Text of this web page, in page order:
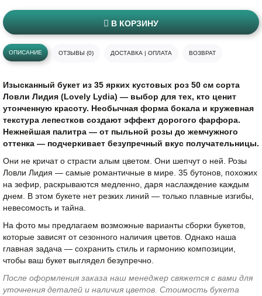
В КОРЗИНУ
ОПИСАНИЕ ОТЗЫВЫ (0) ДОСТАВКА | ОПЛАТА ВОЗВРАТ
Изысканный букет из 35 ярких кустовых роз 50 см сорта
Ловли Лидия (Lovely Lydia) — выбор для тех, кто ценит
утонченную красоту. Необычная форма бокала и кружевная
текстура лепестков создают эффект дорогого фарфора.
Нежнейшая палитра — от пыльной розы до жемчужного
оттенка — подчеркивает безупречный вкус получательницы.
Они не кричат о страсти алым цветом. Они шепчут о ней. Розы
Ловли Лидия — самые романтичные в мире. 35 бутонов, похожих
на зефир, раскрываются медленно, даря наслаждение каждым
днем. В этом букете нет резких линий — только плавные изгибы,
невесомость и тайна.
На фото мы предлагаем возможные варианты сборки букетов,
которые зависят от сезонного наличия цветов. Однако наша
главная задача — сохранить стиль и гармонию композиции,
чтобы ваш букет выглядел безупречно.
После оформления заказа наш менеджер свяжется с вами для
уточнения деталей и наличия цветов. Стоимость букета